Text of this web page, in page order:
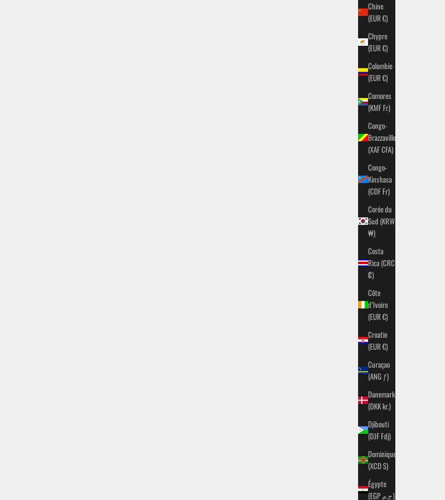
Chine
(EUR €)
Chypre
(EUR €)
Colombie
(EUR €)
Comores
(KMF Fr)
Congo-
Brazzaville
(XAF CFA)
Congo-
Kinshasa
(CDF Fr)
Corée du
Sud (KRW
₩)
Costa
Rica (CRC
₡)
Côte
d’Ivoire
(EUR €)
Croatie
(EUR €)
Curaçao
(ANG ƒ)
Danemark
(DKK kr.)
Djibouti
(DJF Fdj)
Dominique
(XCD $)
Égypte
(EGP ج.م)